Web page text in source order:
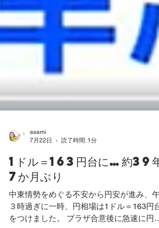
asami
1ドル＝163円台に…約39年
7か月ぶり
中東情勢をめぐる不安から円安が進み、午
３時過ぎに一時、円相場は1ドル＝163円台